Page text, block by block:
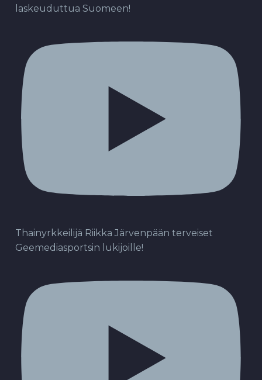
laskeuduttua Suomeen!
Thainyrkkeilijä Riikka Järvenpään terveiset
Geemediasportsin lukijoille!